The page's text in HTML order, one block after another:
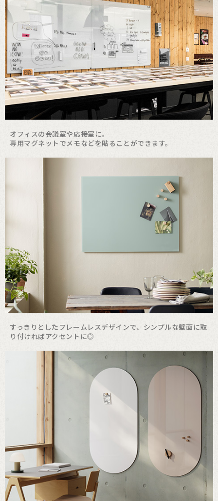
オフィスの会議室や応接室に。
専用マグネットでメモなどを貼ることができます。
すっきりとしたフレームレスデザインで、 シンプルな壁面に取
り付ければアクセントに◎